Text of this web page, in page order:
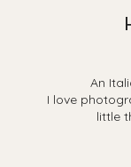
An
I love
little